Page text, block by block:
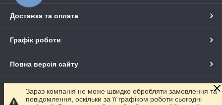
Доставка та оплата
Графік роботи
Повна версія сайту
Сайт створено на маркетплейсі Prom.ua
Зараз компанія не може швидко обробляти замовлення та
повідомлення, оскільки за її графіком роботи сьогодні